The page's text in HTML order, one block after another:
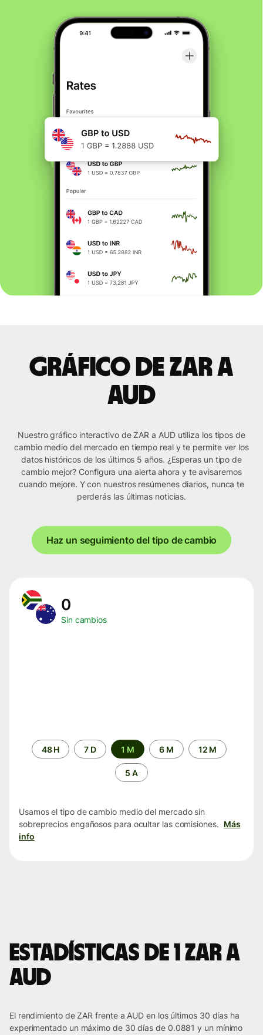
Gráfico de ZAR a
AUD
Nuestro gráfico interactivo de ZAR a AUD utiliza los tipos de
cambio medio del mercado en tiempo real y te permite ver los
datos históricos de los últimos 5 años. ¿Esperas un tipo de
cambio mejor? Configura una alerta ahora y te avisaremos
cuando mejore. Y con nuestros resúmenes diarios, nunca te
perderás las últimas noticias.
Haz un seguimiento del tipo de cambio
0
Sin cambios
Periodo48 H 7 D 1 M 6 M 12 M
5 A
Usamos el tipo de cambio medio del mercado sin
sobreprecios engañosos para ocultar las comisiones. Más
info
Estadísticas de 1 ZAR a
AUD
El rendimiento de ZAR frente a AUD en los últimos 30 días ha
experimentado un máximo de 30 días de 0.0881 y un mínimo